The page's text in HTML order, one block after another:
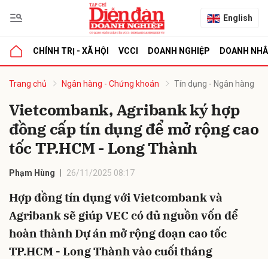
English
CHÍNH TRỊ - XÃ HỘI VCCI DOANH NGHIỆP DOANH
Trang chủ Ngân hàng - Chứng khoán Tín dụng - Ngân hàng
Vietcombank, Agribank ký hợp
đồng cấp tín dụng để mở rộng cao
tốc TP.HCM - Long Thành
Phạm Hùng 26/11/2025 08:17
Hợp đồng tín dụng với Vietcombank và
Agribank sẽ giúp VEC có đủ nguồn vốn để
hoàn thành Dự án mở rộng đoạn cao tốc
TP.HCM - Long Thành vào cuối tháng
luận
Hủy